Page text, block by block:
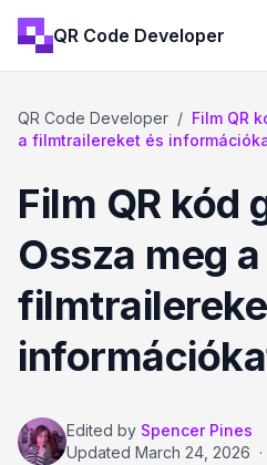
QR Code Developer
QR Code Developer / Film QR
a filmtrailereket és
Film QR kód
Ossza meg a
Edited by Spencer Pines
Updated March 24, 2026 ·